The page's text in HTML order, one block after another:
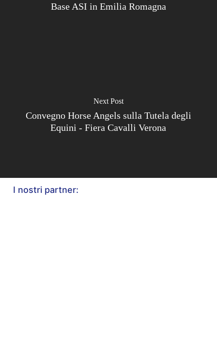
Base ASI in Emilia Romagna
Next Post
Convegno Horse Angels sulla Tutela degli
Equini - Fiera Cavalli Verona
I nostri partner: